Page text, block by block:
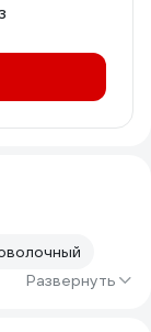
Развернуть